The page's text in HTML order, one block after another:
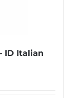
ID Italian